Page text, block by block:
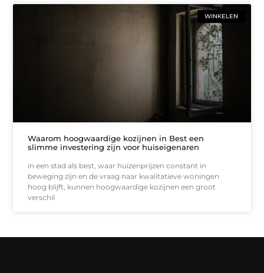
WINKELEN
Waarom hoogwaardige kozijnen in Best een
slimme investering zijn voor huiseigenaren
in een stad als best, waar huizenprijzen constant in
beweging zijn en de vraag naar kwalitatieve woningen
hoog blijft, kunnen hoogwaardige kozijnen een groot
verschil